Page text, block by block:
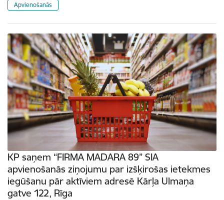
Apvienošanās
KP saņem “FIRMA MADARA 89” SIA
apvienošanās ziņojumu par izšķirošas ietekmes
iegūšanu pār aktīviem adresē Kārļa Ulmaņa
gatve 122, Rīga